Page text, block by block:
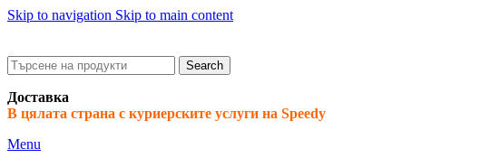
Skip to navigation Skip to main content
Search
Доставка
В цялата страна с куриерските услуги на Speedy
Menu